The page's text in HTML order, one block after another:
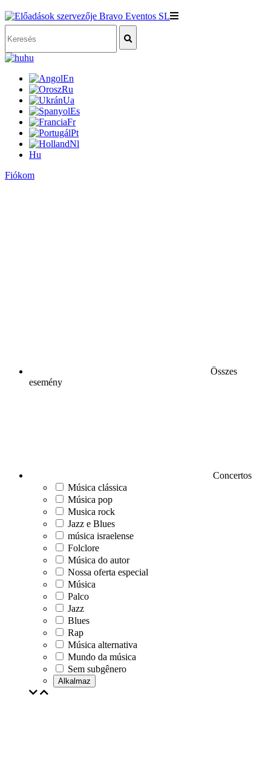
hu
En
Ru
Ua
Es
Fr
Pt
Nl
Hu
Fiókom
Összes
esemény
Concertos
Música clássica
Música pop
Musica rock
Jazz e Blues
música israelense
Folclore
Música do autor
Nossa oferta especial
Música
Palco
Jazz
Blues
Rap
Música alternativa
Mundo da música
Sem subgênero
Alkalmaz